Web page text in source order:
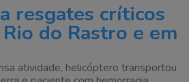
resgates críticos
do Rastro e em
atividade, helicóptero transportou